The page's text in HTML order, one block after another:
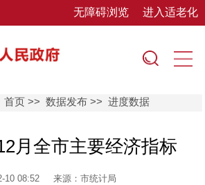
无障碍浏览 进入适老化
首页 >>数据发布 >>进度数据
月全市主要经济指标
10 08:52 来源：市统计局